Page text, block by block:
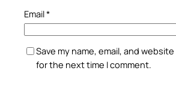
Email*
Save my name, email, and
for the next time I comment.